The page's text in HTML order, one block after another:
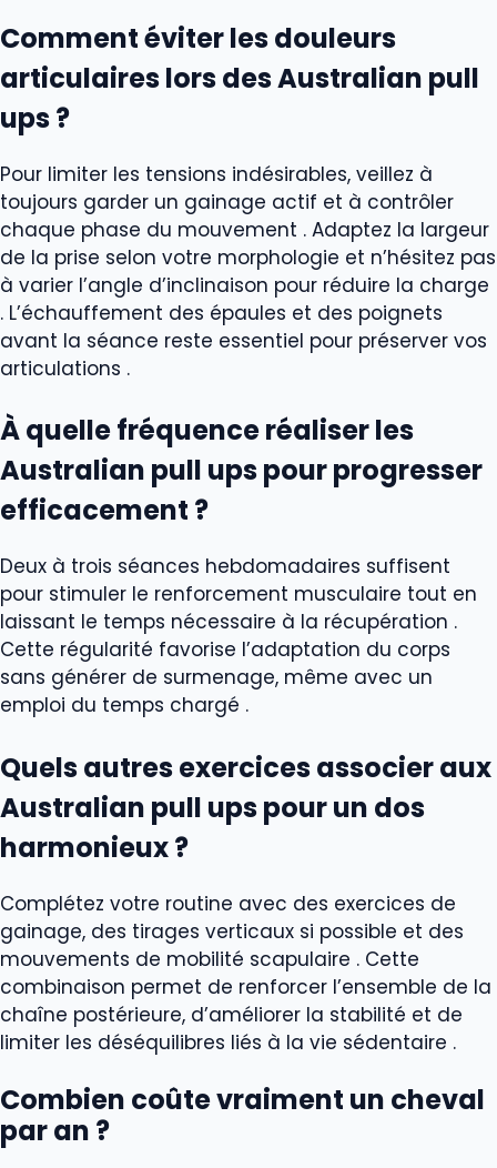
Comment éviter les douleurs
articulaires lors des Australian pull
ups ?
Pour limiter les tensions indésirables, veillez à
toujours garder un gainage actif et à contrôler
chaque phase du mouvement . Adaptez la largeur
de la prise selon votre morphologie et n’hésitez pas
à varier l’angle d’inclinaison pour réduire la charge
. L’échauffement des épaules et des poignets
avant la séance reste essentiel pour préserver vos
articulations .
À quelle fréquence réaliser les
Australian pull ups pour progresser
efficacement ?
Deux à trois séances hebdomadaires suffisent
pour stimuler le renforcement musculaire tout en
laissant le temps nécessaire à la récupération .
Cette régularité favorise l’adaptation du corps
sans générer de surmenage, même avec un
emploi du temps chargé .
Quels autres exercices associer aux
Australian pull ups pour un dos
harmonieux ?
Complétez votre routine avec des exercices de
gainage, des tirages verticaux si possible et des
mouvements de mobilité scapulaire . Cette
combinaison permet de renforcer l’ensemble de la
chaîne postérieure, d’améliorer la stabilité et de
limiter les déséquilibres liés à la vie sédentaire .
Combien coûte vraiment un cheval
par an ?